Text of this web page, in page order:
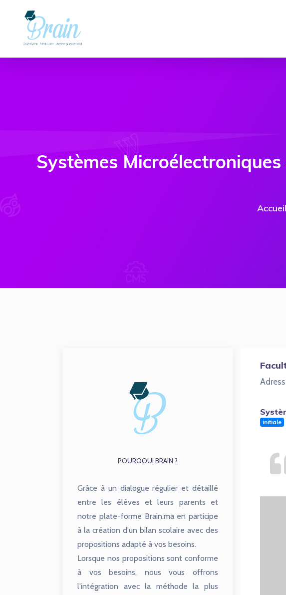
Systèmes
Accueil
POURQOUI BRAIN ?
Grâce à un dialogue régulier et détaillé
entre les élèves et leurs parents et
notre plate-forme Brain.ma en participe
à la création d'un bilan scolaire avec des
propositions adapté à vos besoins.
Lorsque nos propositions sont conforme
à vos besoins, nous vous offrons
l'intégration avec la méthode la plus
initiale